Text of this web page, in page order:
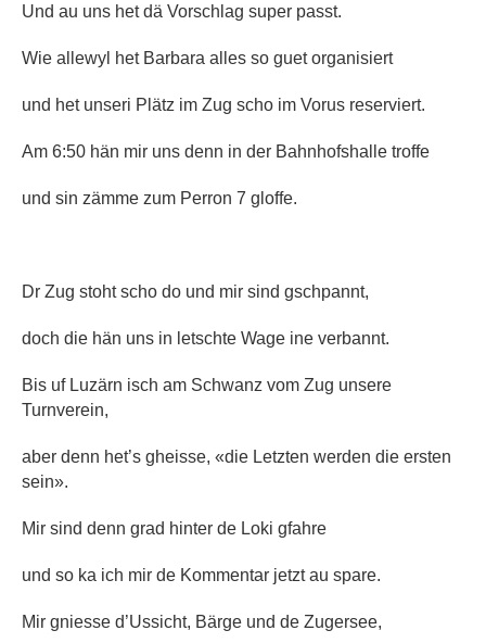
Und au uns het dä Vorschlag super passt.
Wie allewyl het Barbara alles so guet organisiert
und het unseri Plätz im Zug scho im Vorus reserviert.
Am 6:50 hän mir uns denn in der Bahnhofshalle troffe
und sin zämme zum Perron 7 gloffe.
Dr Zug stoht scho do und mir sind gschpannt,
doch die hän uns in letschte Wage ine verbannt.
Bis uf Luzärn isch am Schwanz vom Zug unsere
Turnverein,
aber denn het’s gheisse, «die Letzten werden die ersten
sein».
Mir sind denn grad hinter de Loki gfahre
und so ka ich mir de Kommentar jetzt au spare.
Mir gniesse d’Ussicht, Bärge und de Zugersee,